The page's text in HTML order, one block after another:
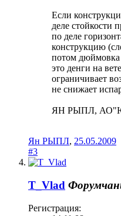
Если
деле стойкости
по деле
конструкцию
потом
это денги на
ограничивает
не снижает
ЯН РЫПЛ,
Ян РЫПЛ, 25.05.2009
#3
T_Vlad
Регистрация: